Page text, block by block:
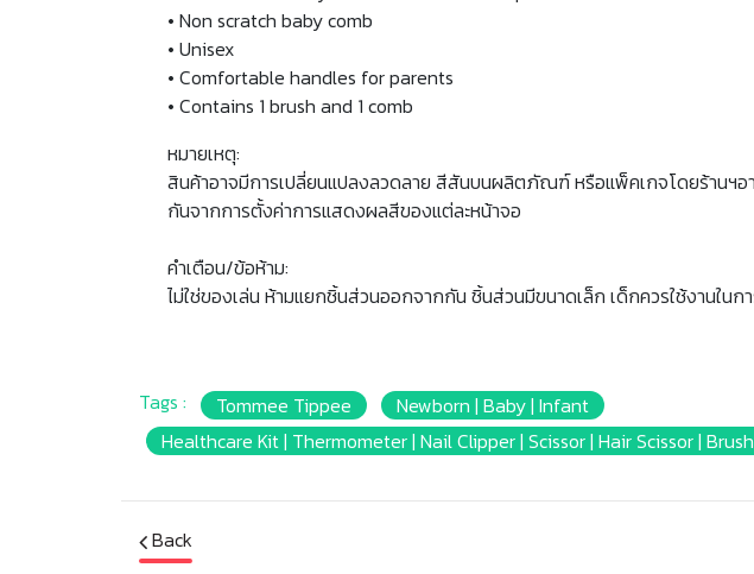
• Non scratch baby comb
• Unisex
• Comfortable handles for parents
• Contains 1 brush and 1 comb
หมายเหตุ:
สินค้าอาจมีการเปลี่ยนแปลงลวดลาย สีสันบนผลิตภัณฑ์ หรือแพ็คเกจโดยร้านฯ
กันจากการตั้งค่าการแสดงผลสีของแต่ละหน้าจอ
คำเตือน/ข้อห้าม:
ไม่ใช่ของเล่น ห้ามแยกชิ้นส่วนออกจากกัน ชิ้นส่วนมีขนาดเล็ก เด็กควรใช้งานใน
Tags : Tommee Tippee
Newborn | Baby | Infant
Healthcare Kit | Thermometer | Nail Clipper | Scissor | Hair Scissor |
Back